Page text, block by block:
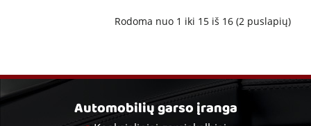
Rodoma nuo 1 iki 15 iš 16 (2 puslapių)
Automobilių garso įranga